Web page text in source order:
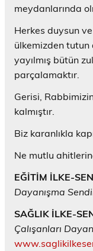
meydanlarında
Herkes duysun
ülkemizden tutun
yayılmış bütün
parçalamaktır.
Gerisi,
kalmıştır.
Biz karanlıkla
Ne mutlu
EĞİTİM İLKE-SEN
Dayanışma
SAĞLIK İLKE-
Çalışanları